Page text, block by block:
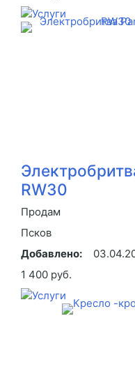
RW30
Продам
Псков
Добавлено:
1 400 руб.